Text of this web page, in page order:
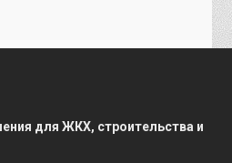
для ЖКХ, строительства и